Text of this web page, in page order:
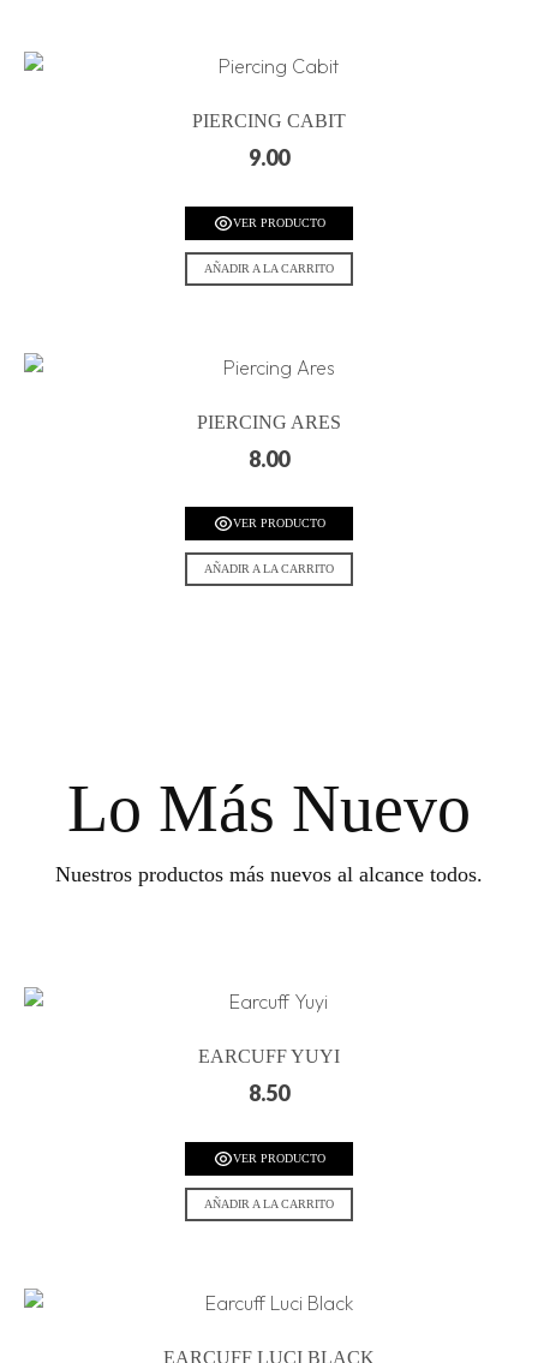
PIERCING CABIT
9.00
VER PRODUCTO
AÑADIR A LA CARRITO
PIERCING ARES
8.00
VER PRODUCTO
AÑADIR A LA CARRITO
Lo Más Nuevo
Nuestros productos más nuevos al alcance todos.
EARCUFF YUYI
8.50
VER PRODUCTO
AÑADIR A LA CARRITO
EARCUFF LUCI BLACK